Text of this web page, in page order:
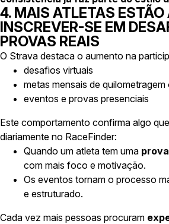
4. MAIS ATLETAS ESTÃO
INSCREVER-SE EM
PROVAS REAIS
O Strava destaca o aumento na
desafios virtuais
metas mensais de quilometragem
eventos e provas presenciais
Este comportamento confirma algo
diariamente no RaceFinder:
Quando um atleta tem uma
com mais foco e motivação.
Os eventos tornam o processo
e estruturado.
Cada vez mais pessoas procuram